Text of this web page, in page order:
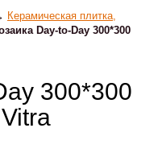
Керамическая плитка,
Day-to-Day 300*300
300*300